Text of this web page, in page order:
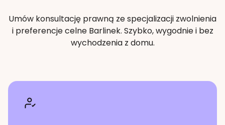
Umów konsultację prawną ze specjalizacji zwolnienia
i preferencje celneBarlinek. Szybko, wygodnie i bez
wychodzenia z domu.